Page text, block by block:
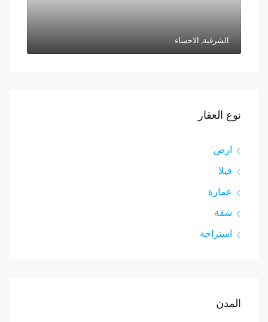
الشرقية, الاحساء
نوع العقار
ارض
فيلا
عمارة
شقة
استراحة
المدن